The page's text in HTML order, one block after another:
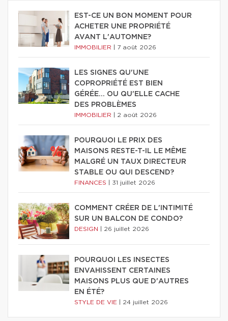
EST-CE UN BON MOMENT POUR
ACHETER UNE PROPRIÉTÉ
AVANT L'AUTOMNE?
IMMOBILIER 7 août 2026
LES SIGNES QU'UNE
COPROPRIÉTÉ EST BIEN
GÉRÉE… OU QU'ELLE CACHE
DES PROBLÈMES
IMMOBILIER 2 août 2026
POURQUOI LE PRIX DES
MAISONS RESTE-T-IL LE MÊME
MALGRÉ UN TAUX DIRECTEUR
STABLE OU QUI DESCEND?
FINANCES 31 juillet 2026
COMMENT CRÉER DE L'INTIMITÉ
SUR UN BALCON DE CONDO?
DESIGN 26 juillet 2026
POURQUOI LES INSECTES
ENVAHISSENT CERTAINES
MAISONS PLUS QUE D'AUTRES
EN ÉTÉ?
STYLE DE VIE 24 juillet 2026